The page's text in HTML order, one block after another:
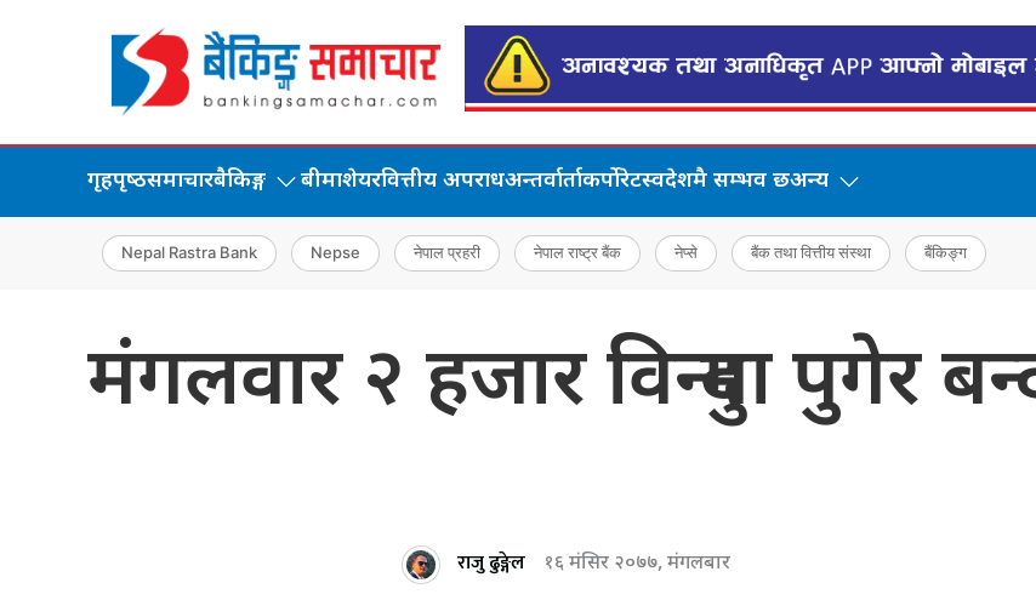
गृहपृष्‍ठसमाचारबैकिङ्ग बीमाशेयरवित्तीय अपराधअन्तर्वार्ताकर्पोरेटस्वदेशमै सम्भव छअन्य
Nepal Rastra Bank Nepse नेपाल प्रहरी नेपाल राष्ट्र बैंक नेप्से बैंक तथा वित्तीय संस्था बैंकिङ्ग
मंगलवार २ हजार विन्दुमा पुगेर
राजु ढुङ्गेल १६ मंसिर २०७७, मंगलबार